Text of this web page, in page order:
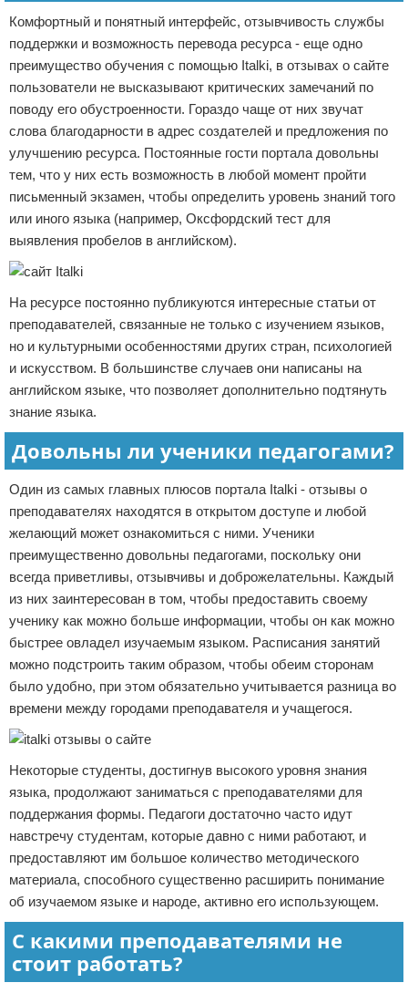
Комфортный и понятный интерфейс, отзывчивость службы
поддержки и возможность перевода ресурса - еще одно
преимущество обучения с помощью Italki, в отзывах о сайте
пользователи не высказывают критических замечаний по
поводу его обустроенности. Гораздо чаще от них звучат
слова благодарности в адрес создателей и предложения по
улучшению ресурса. Постоянные гости портала довольны
тем, что у них есть возможность в любой момент пройти
письменный экзамен, чтобы определить уровень знаний того
или иного языка (например, Оксфордский тест для
выявления пробелов в английском).
На ресурсе постоянно публикуются интересные статьи от
преподавателей, связанные не только с изучением языков,
но и культурными особенностями других стран, психологией
и искусством. В большинстве случаев они написаны на
английском языке, что позволяет дополнительно подтянуть
знание языка.
Довольны ли ученики педагогами?
Один из самых главных плюсов портала Italki - отзывы о
преподавателях находятся в открытом доступе и любой
желающий может ознакомиться с ними. Ученики
преимущественно довольны педагогами, поскольку они
всегда приветливы, отзывчивы и доброжелательны. Каждый
из них заинтересован в том, чтобы предоставить своему
ученику как можно больше информации, чтобы он как можно
быстрее овладел изучаемым языком. Расписания занятий
можно подстроить таким образом, чтобы обеим сторонам
было удобно, при этом обязательно учитывается разница во
времени между городами преподавателя и учащегося.
Некоторые студенты, достигнув высокого уровня знания
языка, продолжают заниматься с преподавателями для
поддержания формы. Педагоги достаточно часто идут
навстречу студентам, которые давно с ними работают, и
предоставляют им большое количество методического
материала, способного существенно расширить понимание
об изучаемом языке и народе, активно его использующем.
С какими преподавателями не
стоит работать?